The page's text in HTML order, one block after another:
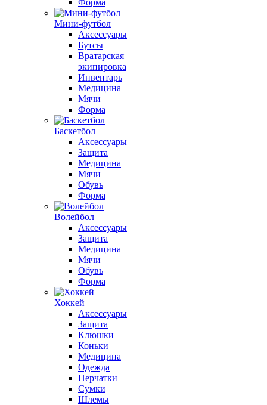
Форма
Мини-футбол
Аксессуары
Бутсы
Вратарская
экипировка
Инвентарь
Медицина
Мячи
Форма
Баскетбол
Аксессуары
Защита
Медицина
Мячи
Обувь
Форма
Волейбол
Аксессуары
Защита
Медицина
Мячи
Обувь
Форма
Хоккей
Аксессуары
Защита
Клюшки
Коньки
Медицина
Одежда
Перчатки
Сумки
Шлемы